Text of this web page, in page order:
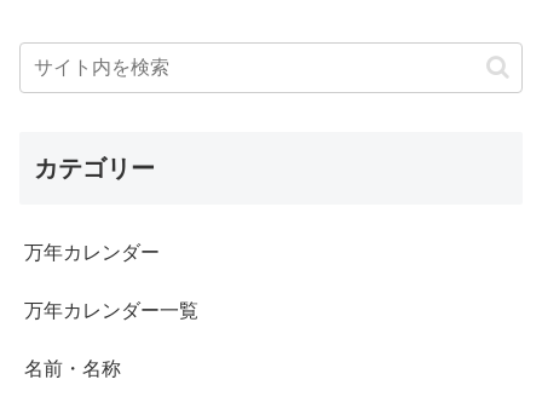
カテゴリー
万年カレンダー
万年カレンダー一覧
名前・名称